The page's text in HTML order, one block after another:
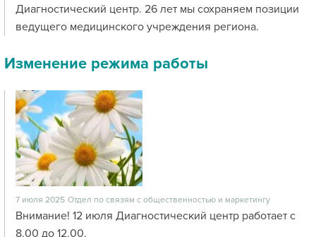
Диагностический центр. 26 лет мы сохраняем позиции
ведущего медицинского учреждения региона.
Изменение режима работы
7 июля 2025 Отдел по связям с общественностью и маркетингу
Внимание! 12 июля Диагностический центр работает с
8.00 до 12.00.